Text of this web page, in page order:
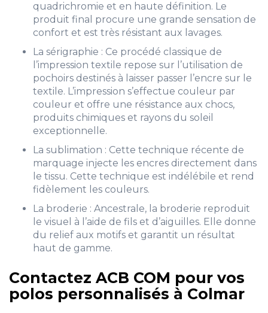
quadrichromie et en haute définition. Le
produit final procure une grande sensation de
confort et est très résistant aux lavages.
La sérigraphie : Ce procédé classique de
l’impression textile repose sur l’utilisation de
pochoirs destinés à laisser passer l’encre sur le
textile. L’impression s’effectue couleur par
couleur et offre une résistance aux chocs,
produits chimiques et rayons du soleil
exceptionnelle.
La sublimation : Cette technique récente de
marquage injecte les encres directement dans
le tissu. Cette technique est indélébile et rend
fidèlement les couleurs.
La broderie : Ancestrale, la broderie reproduit
le visuel à l’aide de fils et d’aiguilles. Elle donne
du relief aux motifs et garantit un résultat
haut de gamme.
Contactez ACB COM pour vos
polos personnalisés à Colmar